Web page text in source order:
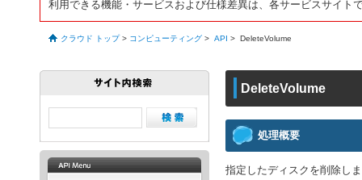
利用できる機能・サービスおよび仕様差異は、各サービスサイト
クラウド トップ > コンピューティング > API > DeleteVolume
DeleteVolume
処理概要
指定したディスクを削除し